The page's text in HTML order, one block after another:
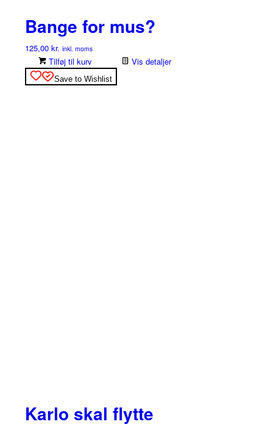
Bange for mus?
125,00 kr. inkl. moms
Tilføj til kurv Vis detaljer
Save to Wishlist
Karlo skal flytte